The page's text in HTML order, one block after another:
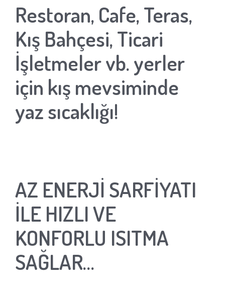
Restoran, Cafe, Teras,
Kış Bahçesi, Ticari
İşletmeler vb. yerler
için kış mevsiminde
yaz sıcaklığı!
AZ ENERJİ SARFİYATI
İLE HIZLI VE
KONFORLU ISITMA
SAĞLAR…